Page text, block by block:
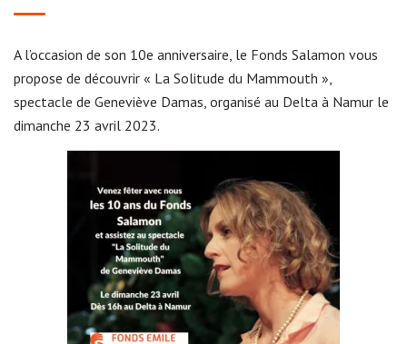
A l’occasion de son 10e anniversaire, le Fonds Salamon vous
propose de découvrir « La Solitude du Mammouth »,
spectacle de Geneviève Damas, organisé au Delta à Namur le
dimanche 23 avril 2023.